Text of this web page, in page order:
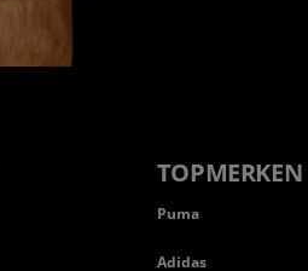
TOPMERKEN
Puma
Adidas